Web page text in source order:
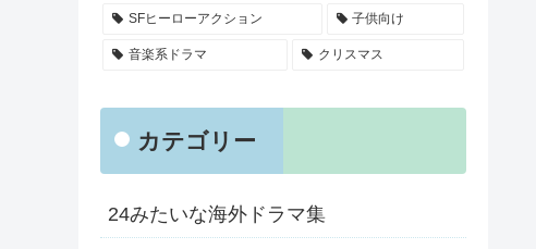
SFヒーローアクション 子供向け
音楽系ドラマ クリスマス
カテゴリー
24みたいな海外ドラマ集